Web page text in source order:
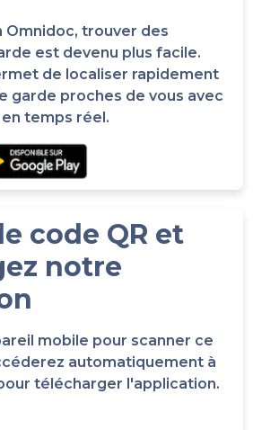
Omnidoc, trouver des
est devenu plus facile.
de localiser rapidement
garde proches de vous avec
temps réel.
code QR et
notre
mobile pour scanner ce
automatiquement à
télécharger l'application.